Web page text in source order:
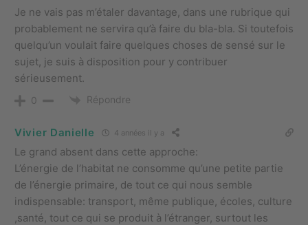
Je ne vais pas m’étaler davantage, dans une rubrique qui
probablement ne servira qu’à faire du bla-bla. Si toutefois
quelqu’un voulait faire quelques choses de sensé sur le
sujet, je suis à disposition pour y contribuer
sérieusement.
0 Répondre
Vivier Danielle 4 années il y a
Le grand absent dans cette approche:
L’énergie de l’habitat ne consomme qu’une petite partie
de l’énergie primaire, de tout ce qui nous semble
indispensable: transport, même publique, écoles, culture
,santé, tout ce qui se produit à l’étranger, surtout les